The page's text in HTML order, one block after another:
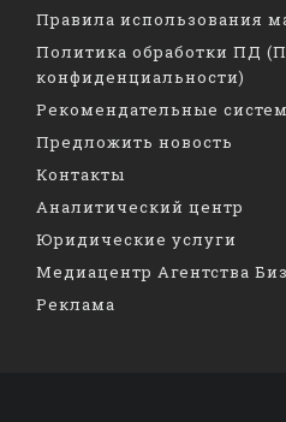
Правила использования
Политика обработки ПД
конфиденциальности)
Рекомендательные
Предложить новость
Контакты
Аналитический центр
Юридические услуги
Медиацентр Агентства
Реклама